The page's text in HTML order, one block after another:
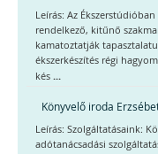
Leírás: Az
rendelkező, kitűnő
kamatoztatják
ékszerkészítés régi
kés ...
Könyvelő iroda
Leírás: Szolgáltatásaink:
adótanácsadási